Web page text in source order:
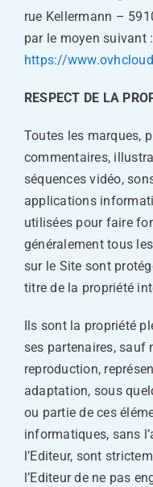
rue Kellermann –
par le moyen suivant :
https://
RESPECT DE LA
Toutes les marques,
commentaires,
séquences vidéo,
applications
utilisées pour faire
généralement tous
sur le Site sont
titre de la propriété
Ils sont la propriété
ses partenaires, sauf
reproduction,
adaptation, sous
ou partie de ces
informatiques, sans
l’Editeur, sont
l’Editeur de ne pas